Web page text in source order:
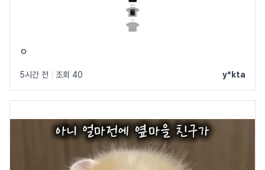
ㅇ
5시간 전 조회 40 y*kta